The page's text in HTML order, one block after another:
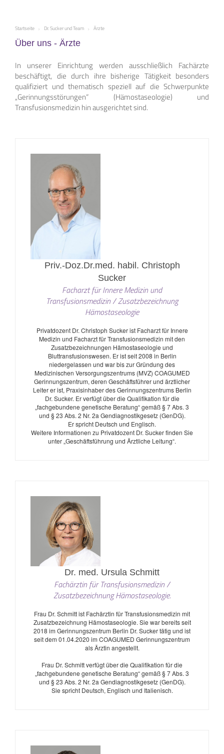
Startseite Dr. Sucker und Team Ärzte
Über uns - Ärzte
In unserer Einrichtung werden ausschließlich Fachärzte
beschäftigt, die durch ihre bisherige Tätigkeit besonders
qualifiziert und thematisch speziell auf die Schwerpunkte
„Gerinnungsstörungen“ (Hämostaseologie) und
Transfusionsmedizin hin ausgerichtet sind.
Priv.-Doz.Dr.med. habil. Christoph
Sucker
Facharzt für Innere Medizin und
Transfusionsmedizin / Zusatzbezeichnung
Hämostaseologie
Privatdozent Dr. Christoph Sucker ist Facharzt für Innere
Medizin und Facharzt für Transfusionsmedizin mit den
Zusatzbezeichnungen Hämostaseologie und
Bluttransfusionswesen. Er ist seit 2008 in Berlin
niedergelassen und war bis zur Gründung des
Medizinischen Versorgungszentrums (MVZ) COAGUMED
Gerinnungszentrum, deren Geschäftsführer und ärztlicher
Leiter er ist, Praxisinhaber des Gerinnungszentrums Berlin
Dr. Sucker. Er verfügt über die Qualifikation für die
„fachgebundene genetische Beratung“ gemäß § 7 Abs. 3
und § 23 Abs. 2 Nr. 2a Gendiagnostikgesetz (GenDG).
Er spricht Deutsch und Englisch.
Weitere Informationen zu Privatdozent Dr. Sucker finden Sie
unter „Geschäftsführung und Ärztliche Leitung“.
Dr. med. Ursula Schmitt
Fachärztin für Transfusionsmedizin /
Zusatzbezeichnung Hämostaseologie.
Frau Dr. Schmitt ist Fachärztin für Transfusionsmedizin mit
Zusatzbezeichnung Hämostaseologie. Sie war bereits seit
2018 im Gerinnungszentrum Berlin Dr. Sucker tätig und ist
seit dem 01.04.2020 im COAGUMED Gerinnungszentrum
als Ärztin angestellt.
Frau Dr. Schmitt verfügt über die Qualifikation für die
„fachgebundene genetische Beratung“ gemäß § 7 Abs. 3
und § 23 Abs. 2 Nr. 2a Gendiagnostikgesetz (GenDG).
Sie spricht Deutsch, Englisch und Italienisch.